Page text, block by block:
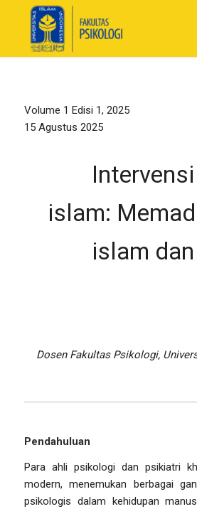
Volume 1 Edisi 1, 2025
15 Agustus 2025
islam:
islam
Dosen Fakultas Psikologi,
Pendahuluan
Para ahli psikologi dan psikiatri
modern, menemukan berbagai
psikologis dalam kehidupan